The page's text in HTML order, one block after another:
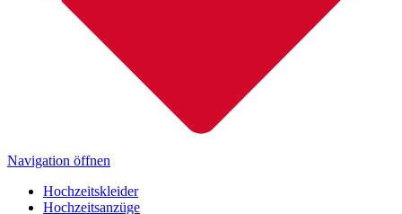
Navigation öffnen
Hochzeitskleider
Hochzeitsanzüge